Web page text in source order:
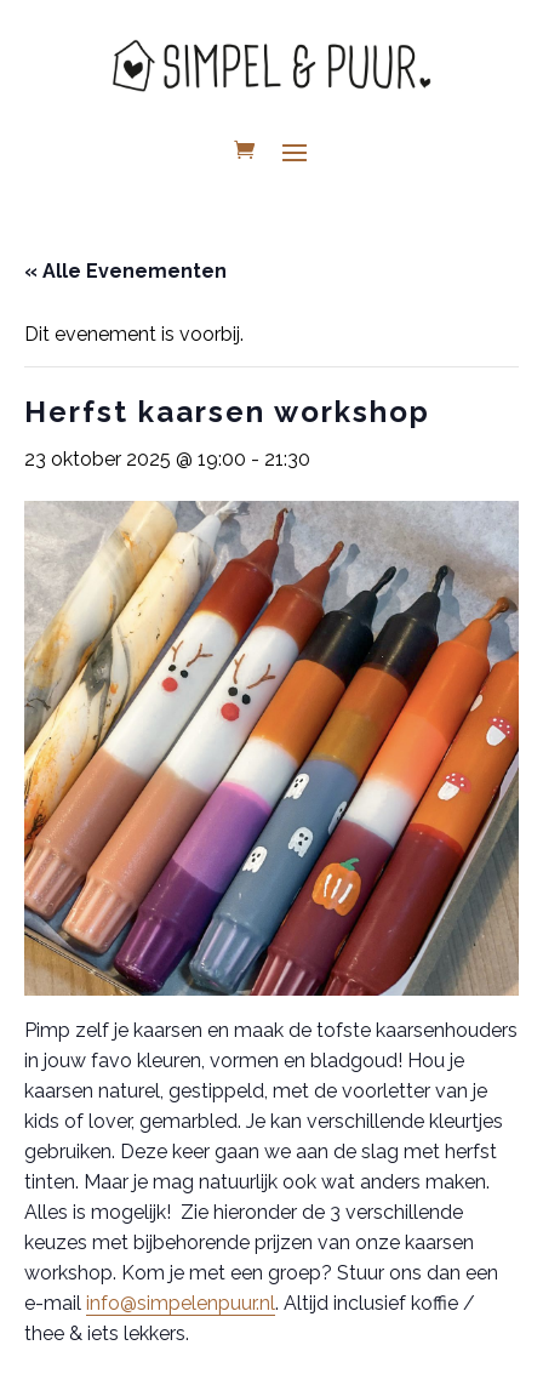
« Alle Evenementen
Dit evenement is voorbij.
Herfst kaarsen workshop
23 oktober 2025 @ 19:00 - 21:30
Pimp zelf je kaarsen en maak de tofste kaarsenhouders
in jouw favo kleuren, vormen en bladgoud! Hou je
kaarsen naturel, gestippeld, met de voorletter van je
kids of lover, gemarbled. Je kan verschillende kleurtjes
gebruiken. Deze keer gaan we aan de slag met herfst
tinten. Maar je mag natuurlijk ook wat anders maken.
Alles is mogelijk! Zie hieronder de 3 verschillende
keuzes met bijbehorende prijzen van onze kaarsen
workshop. Kom je met een groep? Stuur ons dan een
e-mail info@simpelenpuur.nl. Altijd inclusief koffie /
thee & iets lekkers.